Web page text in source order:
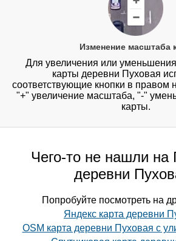
Изменение масштаба
Для увеличения или
карты деревни Пуховая
соответствующие кнопки в правом
"+" увеличение масштаба, "-"
карты.
Чего-то не нашли на
деревни
Попробуйте посмотреть на
Яндекс карта деревни
OSM карта деревни Пуховая с